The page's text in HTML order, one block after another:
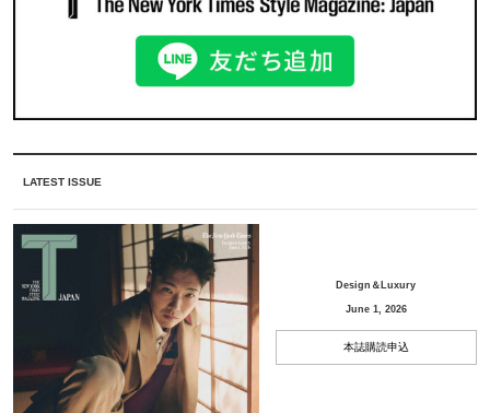
LATEST ISSUE
Design＆Luxury
June 1, 2026
本誌購読申込